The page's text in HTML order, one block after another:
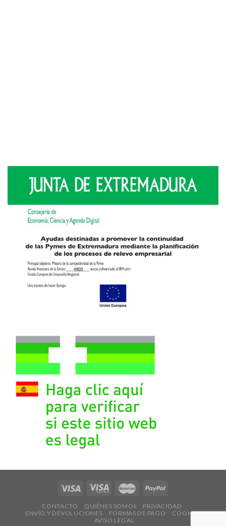
CONTACTO QUIÉNES SOMOS
PRIVACIDAD
ENVÍO Y DEVOLUCIONES
FORMAS DE PAGO
COOKIES
AVISO LEGAL